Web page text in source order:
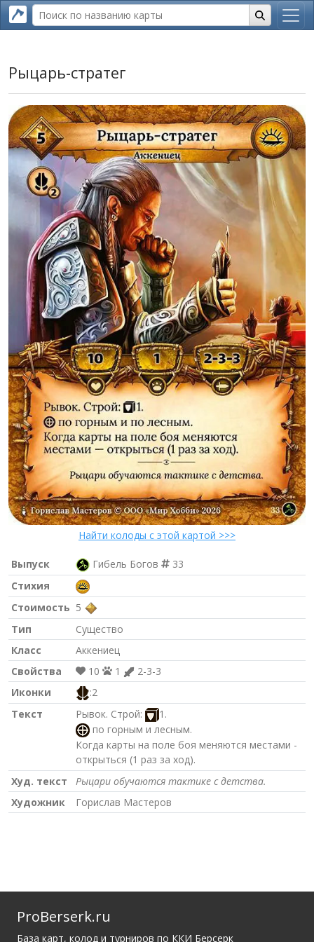
Рыцарь-стратег
Найти колоды с этой картой >>>
Выпуск Гибель Богов
33
Стихия
Стоимость 5
Тип
Существо
Класс
Аккениец
Свойства
10 1
2-3-3
Иконки
:2
Текст
Рывок. Строй:
1.
по горным и лесным.
Когда карты на поле боя меняются местами -
открыться (1 раз за ход).
Худ. текст
Рыцари обучаются тактике с детства.
Художник
Горислав Мастеров
ProBerserk.ru
База карт, колод и турниров по ККИ Берсерк